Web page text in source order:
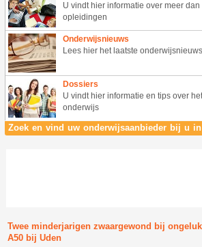
U vindt hier informatie over meer
opleidingen
Onderwijsnieuws
Lees hier het laatste onderwijsnieuws
Dossiers
U vindt hier informatie en tips over het
onderwijs
Zoek en vind uw onderwijsaanbieder bij u
Twee minderjarigen zwaargewond bij
A50 bij Uden